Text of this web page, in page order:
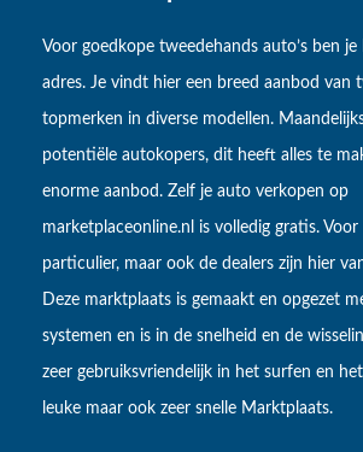
Voor goedkope tweedehands auto’s ben
adres. Je vindt hier een breed aanbod van
topmerken in diverse modellen.
potentiële autokopers, dit heeft alles te
enorme aanbod. Zelf je auto verkopen op
marketplaceonline.nl is volledig gratis. Voor
particulier, maar ook de dealers zijn hier
Deze marktplaats is gemaakt en opgezet
systemen en is in de snelheid en de
zeer gebruiksvriendelijk in het surfen en
leuke maar ook zeer snelle Marktplaats.